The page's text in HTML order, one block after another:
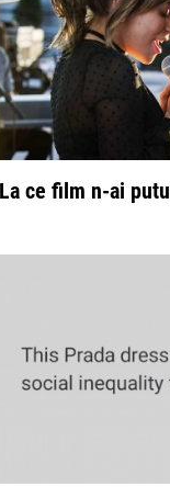
La ce film n-ai